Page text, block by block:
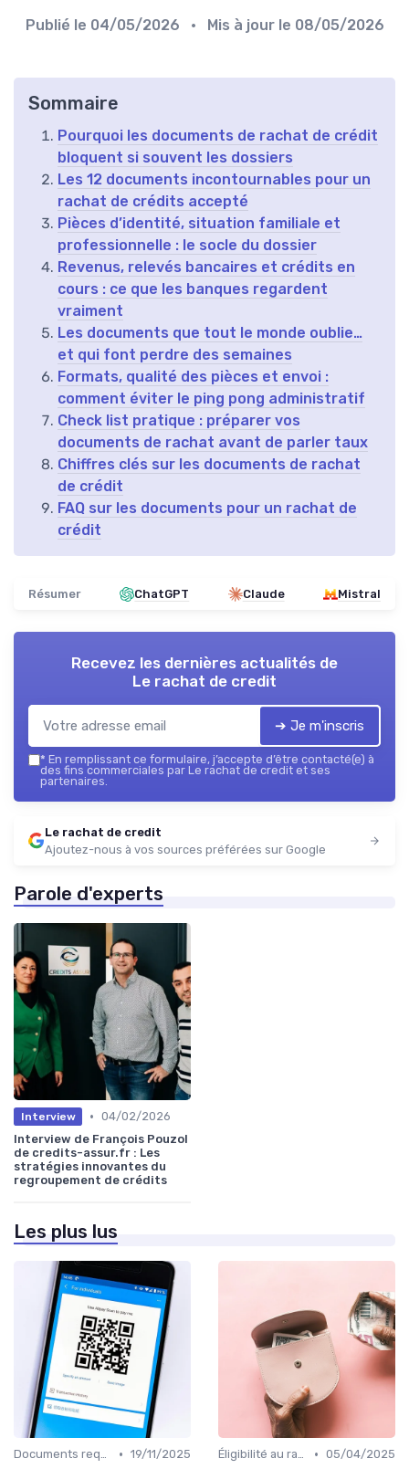
Publié le 04/05/2026 • Mis à jour le 08/05/2026
Sommaire
Pourquoi les documents de rachat de crédit
bloquent si souvent les dossiers
Les 12 documents incontournables pour un
rachat de crédits accepté
Pièces d’identité, situation familiale et
professionnelle : le socle du dossier
Revenus, relevés bancaires et crédits en
cours : ce que les banques regardent
vraiment
Les documents que tout le monde oublie…
et qui font perdre des semaines
Formats, qualité des pièces et envoi :
comment éviter le ping pong administratif
Check list pratique : préparer vos
documents de rachat avant de parler taux
Chiffres clés sur les documents de rachat
de crédit
FAQ sur les documents pour un rachat de
crédit
Résumer ChatGPT Claude Mistral
Recevez les dernières actualités de
Le rachat de credit
➔ Je m'inscris
* En remplissant ce formulaire, j’accepte d’être contacté(e) à
des fins commerciales par Le rachat de credit et ses
partenaires.
Le rachat de credit
Ajoutez-nous à vos sources préférées sur Google
Parole d'experts
Interview • 04/02/2026
Interview de François Pouzol
de credits-assur.fr : Les
stratégies innovantes du
regroupement de crédits
Les plus lus
Documents requis et démarches • 19/11/2025
Éligibilité au rachat de crédit • 05/04/2025